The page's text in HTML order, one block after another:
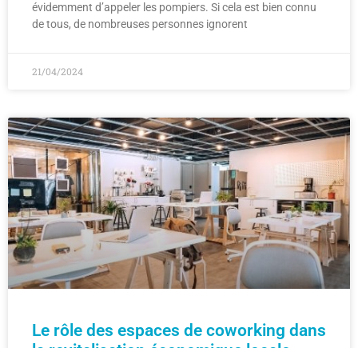
évidemment d’appeler les pompiers. Si cela est bien connu
de tous, de nombreuses personnes ignorent
21/04/2024
Le rôle des espaces de coworking dans